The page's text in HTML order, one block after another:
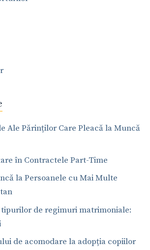
Ale Părinților Care Pleacă la Muncă
în Contractele Part-Time
la Persoanele cu Mai Multe
de regimuri matrimoniale:
de acomodare la adopția copiilor